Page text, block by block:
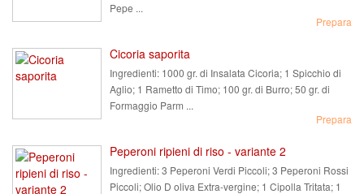
Pepe ...
Prepara
Cicoria saporita
Ingredienti: 1000 gr. di Insalata Cicoria; 1 Spicchio di
Aglio; 1 Rametto di Timo; 100 gr. di Burro; 50 gr. di
Formaggio Parm ...
Prepara
Peperoni ripieni di riso - variante 2
Ingredienti:3 Peperoni Verdi Piccoli; 3 Peperoni Rossi
Piccoli; Olio D oliva Extra-vergine; 1 Cipolla Tritata; 1